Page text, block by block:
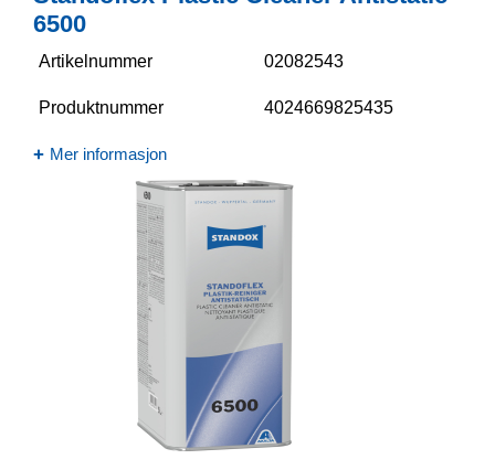
6500​
Artikelnummer 02082543
Produktnummer 4024669825435
Mer informasjon